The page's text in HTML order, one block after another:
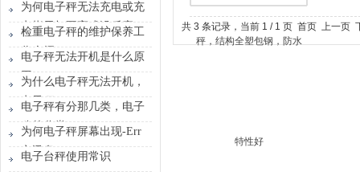
为何电子秤无法充电或充
电指示灯不亮或没反应？
检重电子秤的维护保养工
作介绍
电子秤无法开机是什么原
因？
为什么电子秤无法开机，
电子秤
电子秤有分那几类，电子
称的分类
为何电子秤屏幕出现-Err
之讯息？
电子台秤使用常识
共 3 条记录，当前 1 / 1 页 首页 上一页